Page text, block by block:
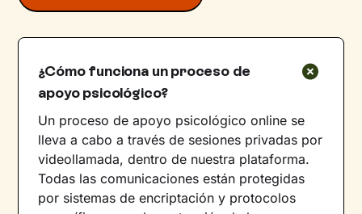
¿Cómo funciona un proceso de
apoyo psicológico?
Un proceso de apoyo psicológico online se
lleva a cabo a través de sesiones privadas por
videollamada, dentro de nuestra plataforma.
Todas las comunicaciones están protegidas
por sistemas de encriptación y protocolos